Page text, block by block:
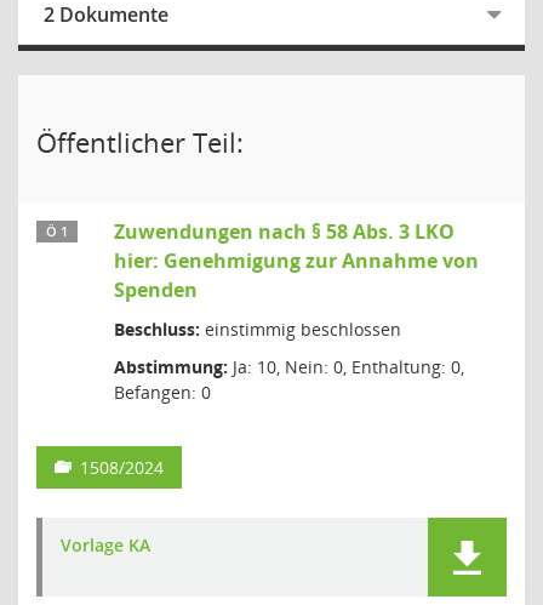
2 Dokumente
Öffentlicher Teil:
Ö 1
Zuwendungen nach § 58 Abs. 3 LKO
hier: Genehmigung zur Annahme von
Spenden
Beschluss: einstimmig beschlossen
Abstimmung: Ja: 10, Nein: 0, Enthaltung: 0,
Befangen: 0
1508/2024
Vorlage KA